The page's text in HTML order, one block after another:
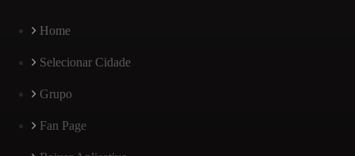
Home
Selecionar Cidade
Grupo
Fan Page